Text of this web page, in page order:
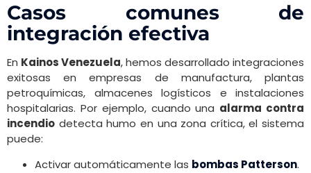
Casos comunes de
integración efectiva
En Kainos Venezuela, hemos desarrollado integraciones
exitosas en empresas de manufactura, plantas
petroquímicas, almacenes logísticos e instalaciones
hospitalarias. Por ejemplo, cuando una alarma contra
incendio detecta humo en una zona crítica, el sistema
puede:
Activar automáticamente las bombas Patterson.